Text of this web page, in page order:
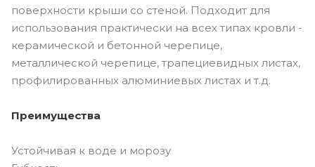
поверхности крыши со стеной. Подходит для
использования практически на всех типах кровли -
керамической и бетонной черепице,
металлической черепице, трапециевидных листах,
профилированных алюминиевых листах и ​​т.д.
Преимущества
Устойчивая к воде и морозу